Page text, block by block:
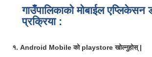
गाउँपालिकाको मोबाईल एप्लिकेसन
प्रक्रिया :
१. Android Mobile को playstore खोल्नुहोस् |